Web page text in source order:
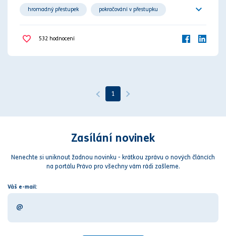
hromadný přestupek pokračování v přestupku
pokus protiprávní jednání přestupek
trvající přestupek
532 hodnocení
1
Zasílání novinek
Nenechte si uniknout žadnou novinku - krátkou zprávu o nových článcích
na portálu Právo pro všechny vám rádi zašleme.
Váš e-mail: